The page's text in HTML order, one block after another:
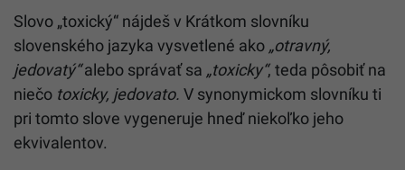
Slovo „toxický“ nájdeš v Krátkom slovníku
slovenského jazyka vysvetlené ako „otravný,
jedovatý“alebo správať sa „toxicky“, teda pôsobiť na
niečo toxicky, jedovato. V synonymickom slovníku ti
pri tomto slove vygeneruje hneď niekoľko jeho
ekvivalentov.